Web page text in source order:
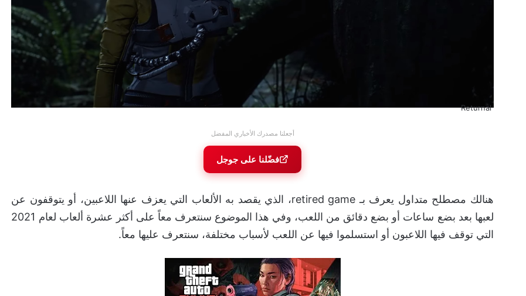
Returnal
أجعلنا مصدرك الأخباري المفضل
فضّلنا على جوجل
هنالك مصطلح متداول يعرف بـ retired game، الذي يقصد به الألعاب التي يعزف عنها اللاعبين، أو يتوقفون عن
لعبها بعد بضع ساعات أو بضع دقائق من اللعب، وفي هذا الموضوع سنتعرف معاً على أكثر عشرة ألعاب لعام 2021
التي توقف فيها اللاعبون أو استسلموا فيها عن اللعب لأسباب مختلفة، سنتعرف عليها معاً.